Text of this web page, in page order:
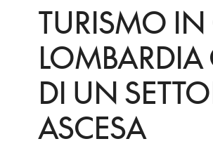
TURISMO IN
LOMBARDIA
DI UN
ASCESA